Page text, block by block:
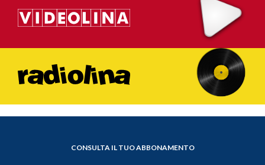
CONSULTA IL TUO ABBONAMENTO